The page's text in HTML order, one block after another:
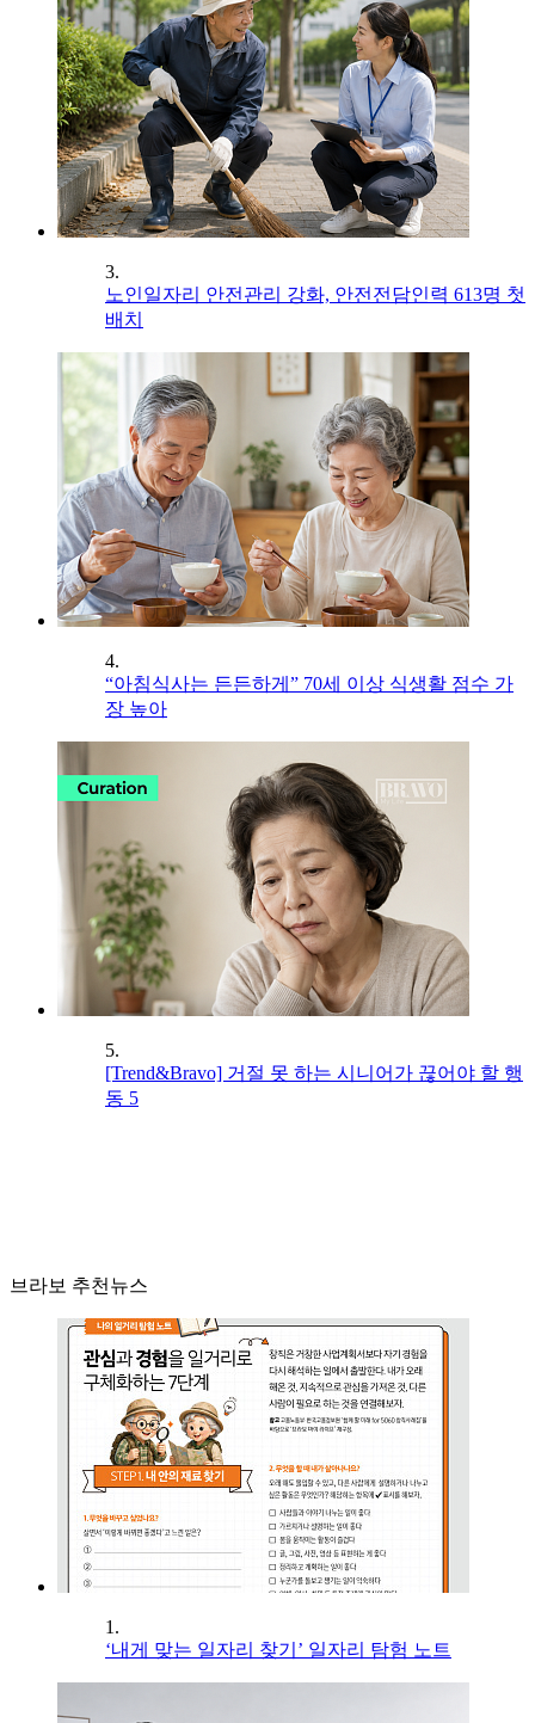
3.
노인일자리 안전관리 강화, 안전전담인력 613명 첫
배치
4.
“아침식사는 든든하게” 70세 이상 식생활 점수 가
장 높아
5.
[Trend&Bravo] 거절 못 하는 시니어가 끊어야 할 행
동 5
브라보 추천뉴스
1.
‘내게 맞는 일자리 찾기’ 일자리 탐험 노트